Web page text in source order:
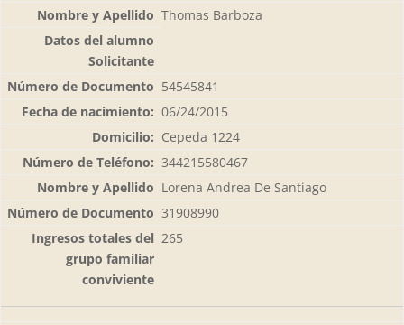
Thomas Barboza
54545841
06/24/2015
Cepeda 1224
344215580467
Lorena Andrea De Santiago
31908990
265